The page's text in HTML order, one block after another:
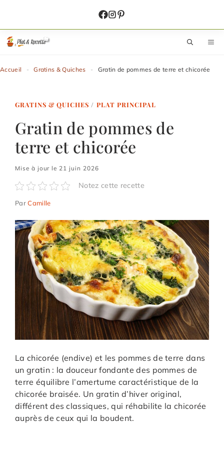
contenu
Accueil - Gratins & Quiches - Gratin de pommes de terre et chicorée
GRATINS & QUICHES / PLAT PRINCIPAL
Gratin de pommes de
terre et chicorée
Mise à jour le 21 juin 2026
Notez cette recette
ParCamille
La chicorée (endive) et les pommes de terre dans
un gratin : la douceur fondante des pommes de
terre équilibre l’amertume caractéristique de la
chicorée braisée. Un gratin d’hiver original,
différent des classiques, qui réhabilite la chicorée
auprès de ceux qui la boudent.